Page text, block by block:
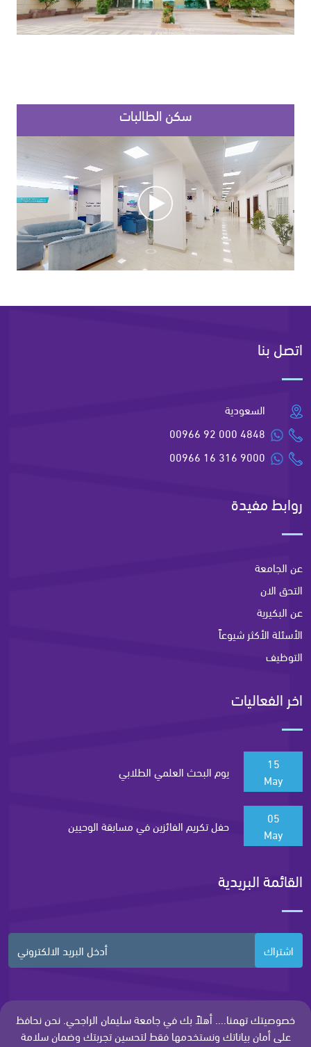
سكن الطالبات
اتصل بنا
السعودية
00966 92 000 4848
00966 16 316 9000
روابط مفيدة
عن الجامعة
التحق الان
عن البكيرية
الأسئلة الأكثر شيوعاً
التوظيف
اخر الفعاليات
15
May
يوم البحث العلمي الطلابي
05
May
حفل تكريم الفائزين في مسابقة الوحيين
القائمة البريدية
اشتراك
خصوصيتك تهمنا.... أهلاً بك في جامعة سليمان الراجحي. نحن نحافظ
على أمان بياناتك ونستخدمها فقط لتحسين تجربتك وضمان سلامة